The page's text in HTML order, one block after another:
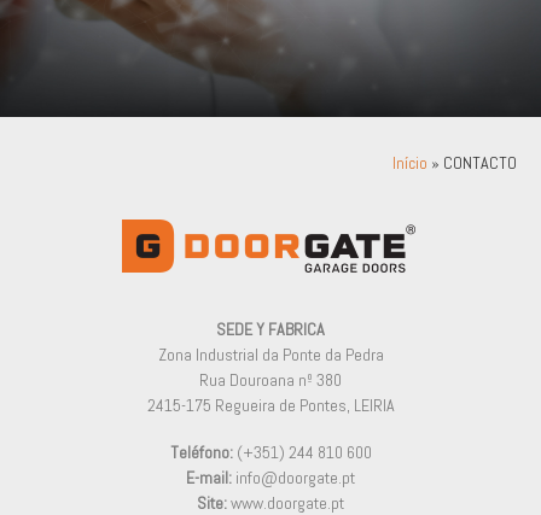
Início » CONTACTO
SEDE Y FABRICA
Zona Industrial da Ponte da Pedra
Rua Douroana nº 380
2415-175 Regueira de Pontes, LEIRIA
Teléfono:(+351) 244 810 600
E-mail: info@doorgate.pt
Site:www.doorgate.pt